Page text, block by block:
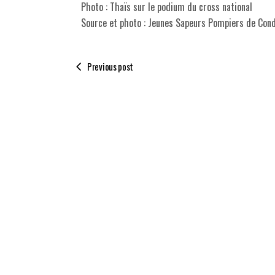
Photo : Thaïs sur le podium du cross national
Source et photo : Jeunes Sapeurs Pompiers de
Previous post